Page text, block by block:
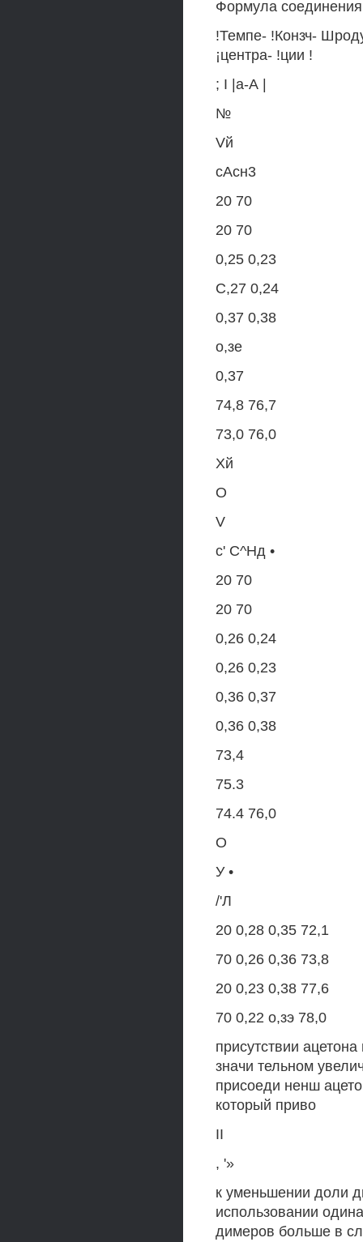
Формула соединения
!Темпе- !Конзч-
¡центра- !ции !
; I |а-А |
№
Vй
сАсн3
20 70
20 70
0,25 0,23
С,27 0,24
0,37 0,38
о,зе
0,37
74,8 76,7
73,0 76,0
Xй
О
V
с' С^Нд •
20 70
20 70
0,26 0,24
0,26 0,23
0,36 0,37
0,36 0,38
73,4
75.3
74.4 76,0
О
У •
/'Л
20 0,28 0,35 72,1
70 0,26 0,36 73,8
20 0,23 0,38 77,6
70 0,22 о,зэ 78,0
присутствии
значи тельном
присоеди ненш
который приво
II
, '»
к уменьшении доли
использовании
димеров больше в